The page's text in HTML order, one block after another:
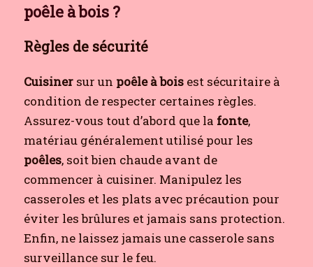
poêle à bois ?
Règles de sécurité
Cuisiner sur un poêle à bois est sécuritaire à
condition de respecter certaines règles.
Assurez-vous tout d’abord que la fonte,
matériau généralement utilisé pour les
poêles, soit bien chaude avant de
commencer à cuisiner. Manipulez les
casseroles et les plats avec précaution pour
éviter les brûlures et jamais sans protection.
Enfin, ne laissez jamais une casserole sans
surveillance sur le feu.